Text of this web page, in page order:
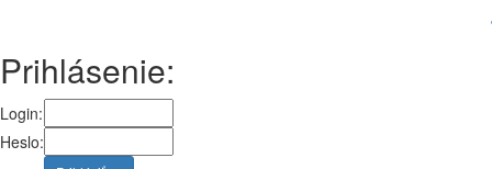
Prihlásenie:
Login:
Heslo: